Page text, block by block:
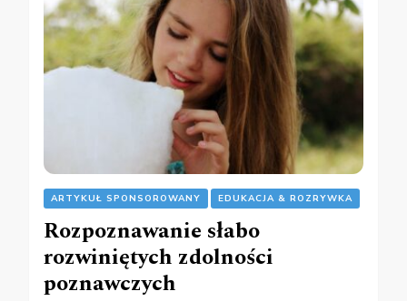
ARTYKUŁ SPONSOROWANY EDUKACJA & ROZRYWKA
Rozpoznawanie słabo
rozwiniętych zdolności
poznawczych